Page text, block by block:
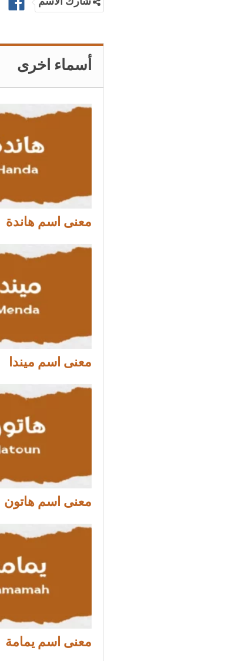
أسماء اخرى
معنى اسم هاندة
معنى اسم ميندا
معنى اسم هاتون
معنى اسم يمامة